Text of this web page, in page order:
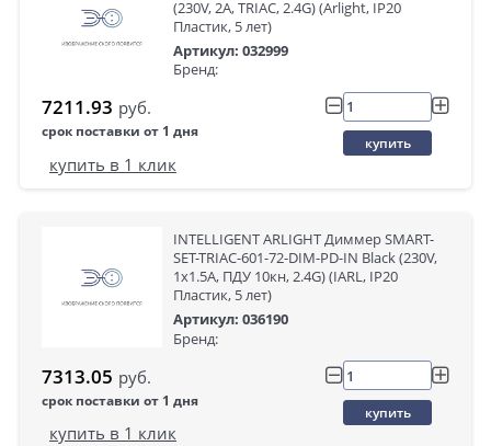
(230V, 2A, TRIAC, 2.4G) (Arlight, IP20
Пластик, 5 лет)
Артикул: 032999
Бренд:
7211.93 руб.
срок поставки от 1 дня
купить
купить в 1 клик
INTELLIGENT ARLIGHT Диммер SMART-
SET-TRIAC-601-72-DIM-PD-IN Black (230V,
1x1.5A, ПДУ 10кн, 2.4G) (IARL, IP20
Пластик, 5 лет)
Артикул: 036190
Бренд:
7313.05 руб.
срок поставки от 1 дня
купить
купить в 1 клик